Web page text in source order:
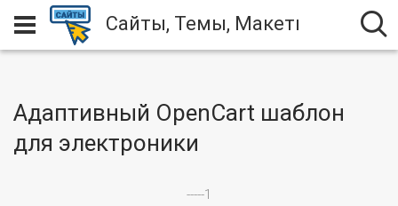
Сайты, Темы, Макеты
Адаптивный OpenCart шаблон
для электроники
-----1